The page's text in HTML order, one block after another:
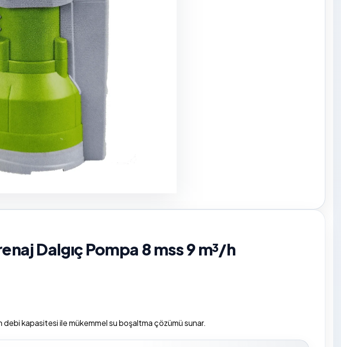
Dalgıç Pompa 8 mss 9 m³/h
kapasitesi ile mükemmel su boşaltma çözümü sunar.